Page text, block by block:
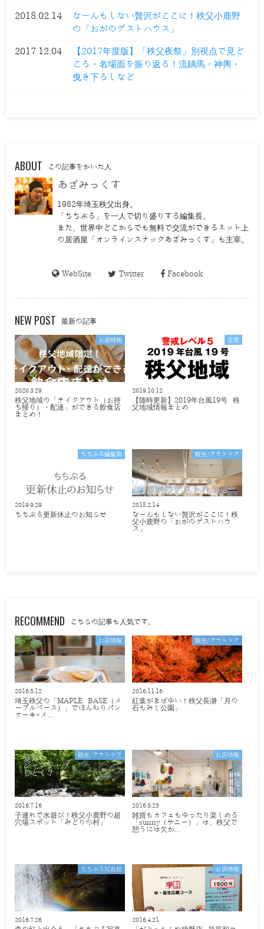
2018.02.14
なーんもしない贅沢がここに！秩父小鹿野
の「おがのゲストハウス」
2017.12.04
【2017年度版】「秩父夜祭」別視点で見ど
ころ・名場面を振り返る！流鏑馬・神輿・
曳き下ろしなど
ABOUT この記事をかいた人
あざみっくす
1982年埼玉秩父出身。
「ちちぶる」を一人で切り盛りする編集長。
また、世界中どこからでも無料で交流ができるネット上
の居酒屋「オンラインスナックあざみっくす」も主宰。
WebSite Twitter Facebook
NEW POST 最新の記事
お店情報
2020.3.29
秩父地域の「テイクアウト（お持
ち帰り）・配達」ができる飲食店
まとめ！
災害
2019.10.12
【随時更新】2019年台風19号 秩
父地域情報まとめ
ちちぶる編集局
2019.9.29
ちちぶる更新休止のお知らせ
観光/アウトドア
2018.2.14
なーんもしない贅沢がここに！秩
父小鹿野の「おがのゲストハウ
ス」
RECOMMEND こちらの記事も人気です。
お店情報
2016.5.12
埼玉秩父の「MAPLE BASE（メ
ープルベース）」でほんわりパン
ケーキ×メ…
観光/アウトドア
2016.11.16
紅葉がまばゆい！秩父長瀞「月の
石もみじ公園」
観光/アウトドア
2016.7.16
子連れで水遊び！秩父小鹿野の超
穴場スポット「みどりの村」
お店情報
2016.5.25
雑貨もカフェもゆったり楽しめる
「sunny（サニー）」は、秩父で
憩うには欠か…
ちちぶる写真館
2016.7.26
お店情報
2016.4.21